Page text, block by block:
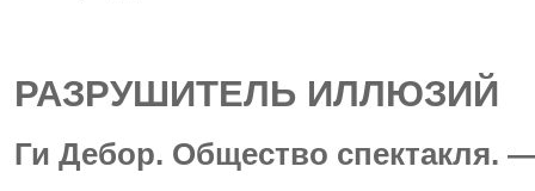
РАЗРУШИТЕЛЬ ИЛЛЮЗИЙ
Ги Дебор. Общество спектакля.